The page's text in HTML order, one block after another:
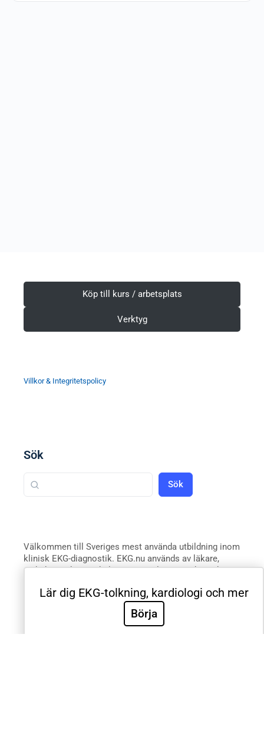
Köp till kurs / arbetsplats
Verktyg
Villkor & Integritetspolicy
Sök
Sök
Välkommen till Sveriges mest använda utbildning inom
klinisk EKG-diagnostik. EKG.nu används av läkare,
sjuksköterskor, ambulanspersonal, BMA och studenter
och universitetssjukhus i Sverige använder EKG.nu i
utbildning. Utbildningen är utformad systematiskt med
videoföreläsningar, e-böcker, tester och intyg för att
validera de kliniska färdigheterna. Innehållet är
Lär dig EKG-tolkning, kardiologi och mer
Börja